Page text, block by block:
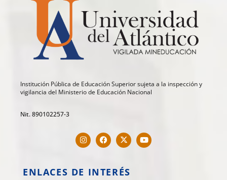
Institución Pública de Educación Superior sujeta a la inspección y
vigilancia del Ministerio de Educación Nacional
Nit. 890102257-3
ENLACES DE INTERÉS